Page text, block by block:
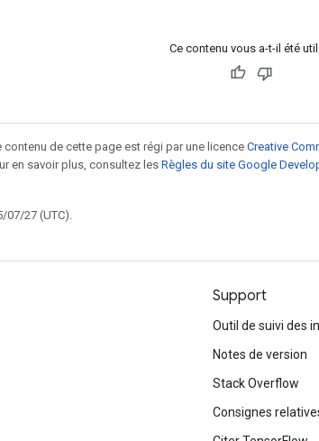
Ce contenu vous a-t-il été
de cette page est régi par une licence Creative
en savoir plus, consultez les Règles du site Google
07/27 (UTC).
Support
Outil de suivi des
Notes de version
Stack Overflow
Consignes